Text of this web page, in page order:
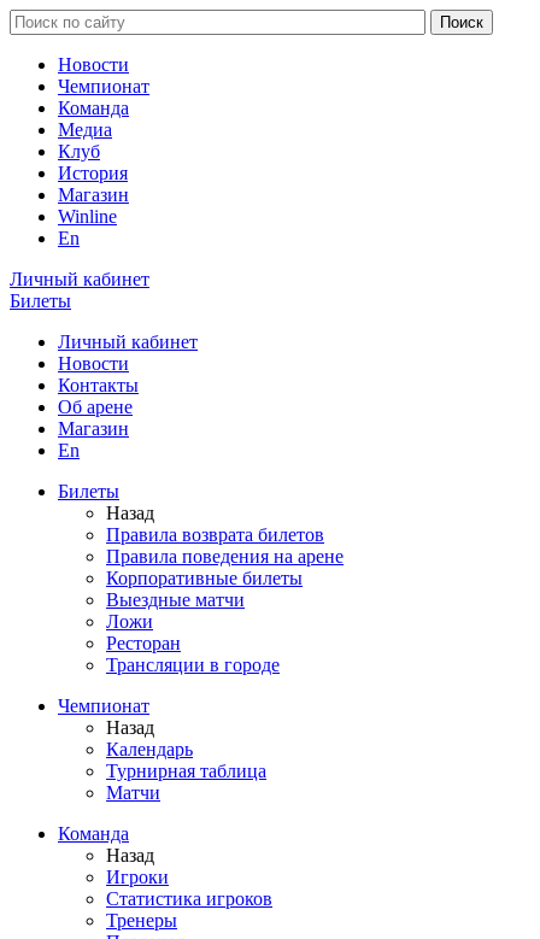
Новости
Чемпионат
Команда
Медиа
Клуб
История
Магазин
Winline
En
Личный кабинет
Билеты
Личный кабинет
Новости
Контакты
Об арене
Магазин
En
Билеты
Назад
Правила возврата билетов
Правила поведения на арене
Корпоративные билеты
Выездные матчи
Ложи
Ресторан
Трансляции в городе
Чемпионат
Назад
Календарь
Турнирная таблица
Матчи
Команда
Назад
Игроки
Статистика игроков
Тренеры